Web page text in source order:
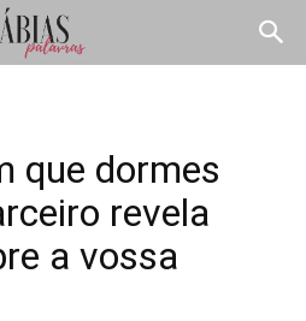
que dormes
revela
a vossa